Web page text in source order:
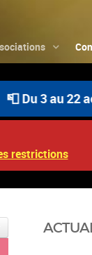
3 au 22
restrictions